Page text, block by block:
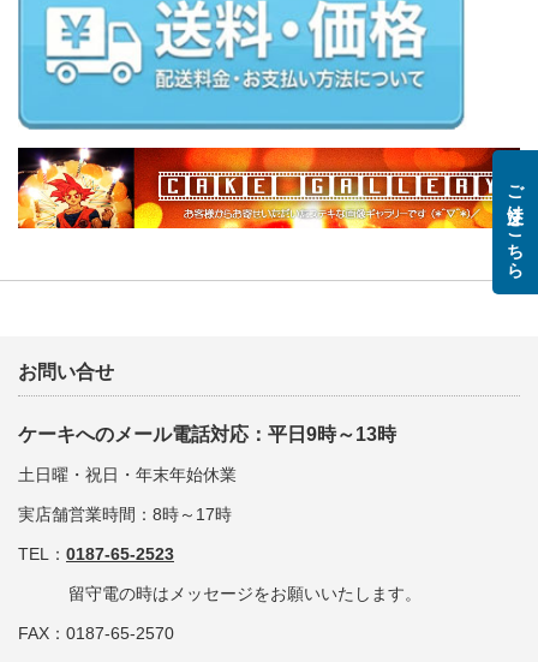
お問い合せ
ケーキへのメール電話対応：平日9時～13時
土日曜・祝日・年末年始休業
実店舗営業時間：8時～17時
TEL： 0187-65-2523
留守電の時はメッセージをお願いいたします。
FAX：0187-65-2570
ご注文はこちら